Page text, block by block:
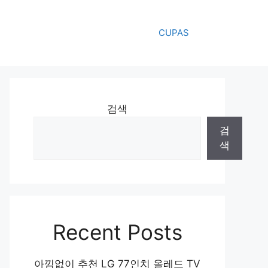
CUPAS
검색
검
색
Recent Posts
아낌없이 추천 LG 77인치 올레드 TV